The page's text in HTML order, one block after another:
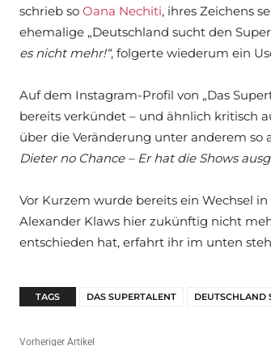
schrieb so Oana Nechiti, ihres Zeichens
ehemalige „Deutschland sucht den
es nicht mehr!“, folgerte wiederum ein
Auf dem Instagram-Profil von „Das
bereits verkündet – und ähnlich kritisch
über die Veränderung unter anderem so
Dieter no Chance – Er hat die Shows
Vor Kurzem wurde bereits ein Wechsel
Alexander Klaws hier zukünftig nicht
entschieden hat, erfahrt ihr im unten
TAGS DAS SUPERTALENT DEUTSCHLAND
Vorheriger Artikel